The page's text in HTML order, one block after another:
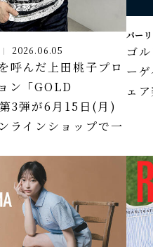
2026.06.05
呼んだ上田桃子プロ
ン「GOLD
3弾が6月15日(月)
ラインショップで一
パー
ゴ
ー
ェ